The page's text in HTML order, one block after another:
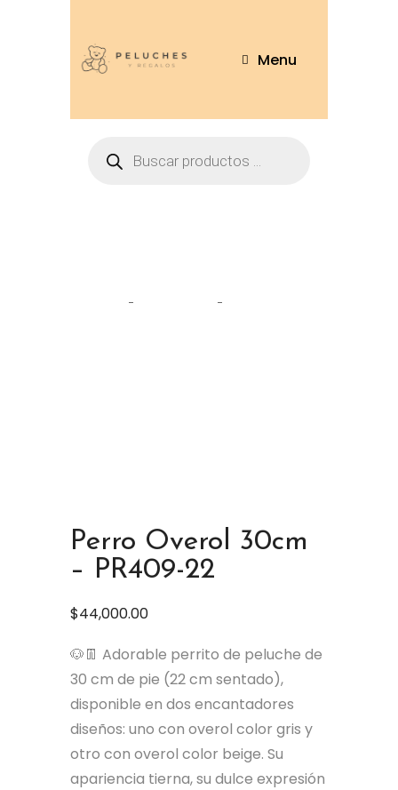
Menu
Perro Overol 30cm
– PR409-22
$44,000.00
🐶👖 Adorable perrito de peluche de
30 cm de pie (22 cm sentado),
disponible en dos encantadores
diseños: uno con overol color gris y
otro con overol color beige. Su
apariencia tierna, su dulce expresión